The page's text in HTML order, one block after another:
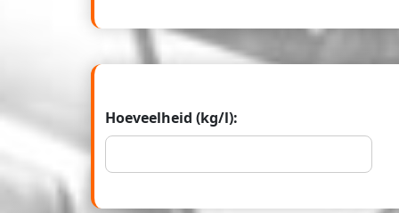
Hoeveelheid (kg/l):